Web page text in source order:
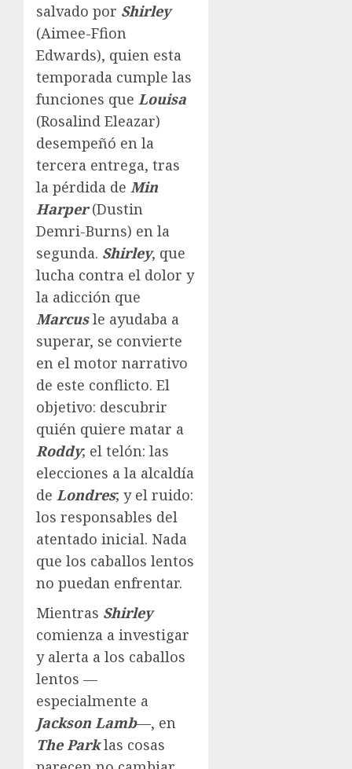
salvado por Shirley
(Aimee-Ffion
Edwards), quien esta
temporada cumple las
funciones que Louisa
(Rosalind Eleazar)
desempeñó en la
tercera entrega, tras
la pérdida de Min
Harper(Dustin
Demri-Burns) en la
segunda. Shirley, que
lucha contra el dolor y
la adicción que
Marcusle ayudaba a
superar, se convierte
en el motor narrativo
de este conflicto. El
objetivo: descubrir
quién quiere matar a
Roddy; el telón: las
elecciones a la alcaldía
de Londres; y el ruido:
los responsables del
atentado inicial. Nada
que los caballos lentos
no puedan enfrentar.
Mientras Shirley
comienza a investigar
y alerta a los caballos
lentos —
especialmente a
Jackson Lamb—, en
The Park las cosas